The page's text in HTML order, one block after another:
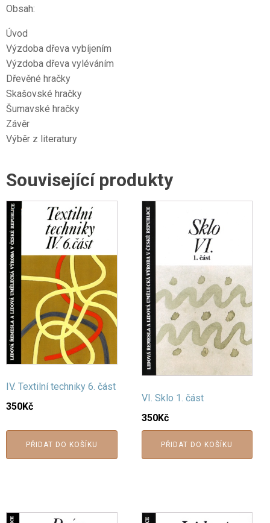
Obsah:
Úvod
Výzdoba dřeva vybíjením
Výzdoba dřeva vyléváním
Dřevěné hračky
Skašovské hračky
Šumavské hračky
Závěr
Výběr z literatury
Související produkty
IV. Textilní techniky 6. část
350Kč
PŘIDAT DO KOŠÍKU
VI. Sklo 1. část
350Kč
PŘIDAT DO KOŠÍKU